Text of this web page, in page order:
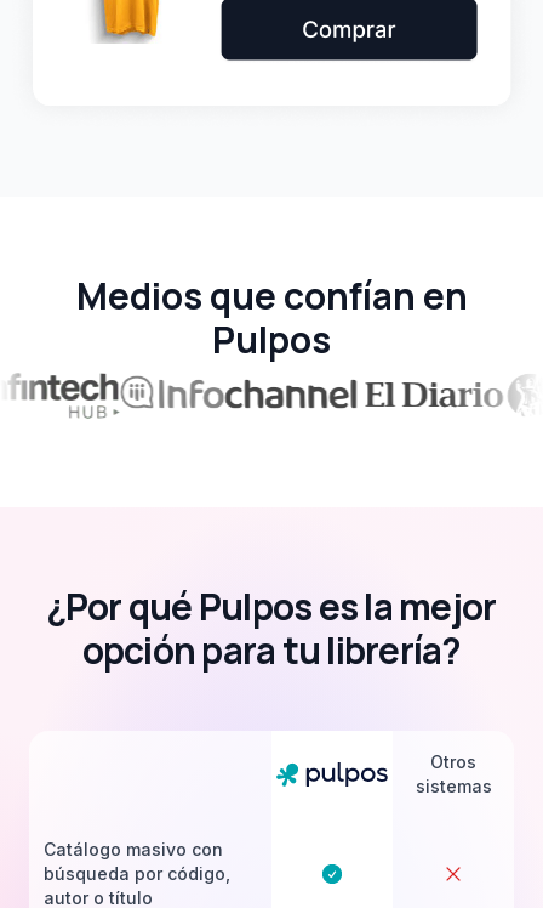
Medios que confían en
Pulpos
¿Por qué Pulpos es la mejor
opción para tu librería?
Otros
sistemas
Catálogo masivo con
búsqueda por código,
autor o título